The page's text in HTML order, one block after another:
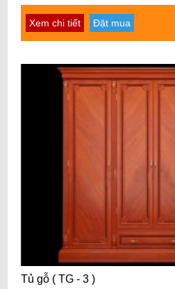
Xem chi tiết Đặt mua
Tủ gỗ ( TG - 3 )